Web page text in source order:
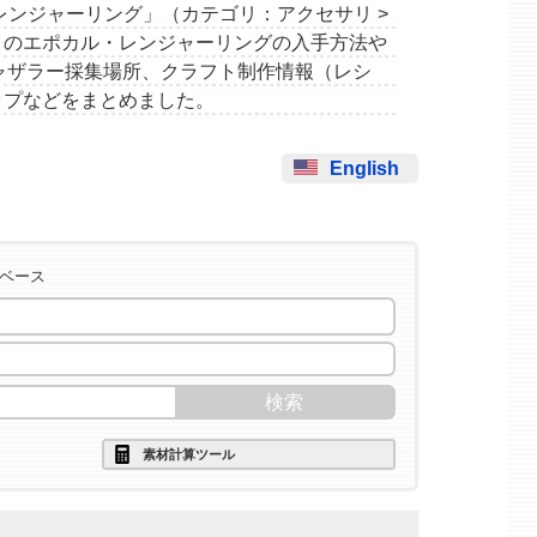
ジャーリング」（カテゴリ：アクセサリ >
エポカル・レンジャーリングの入手方法や
ラー採集場所、クラフト制作情報（レシ
などをまとめました。
English
ース
素材計算ツール